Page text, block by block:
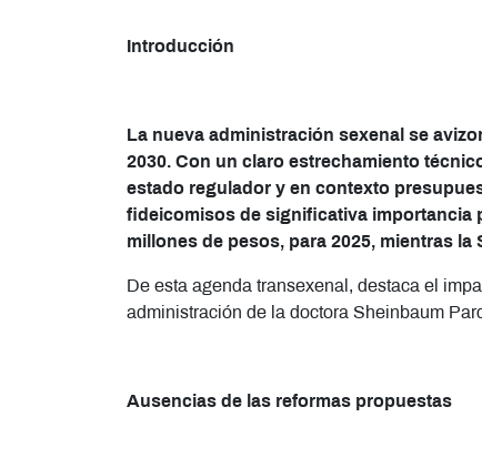
Introducción
La nueva administración sexenal se
2030. Con un claro estrechamiento
estado regulador y en contexto
fideicomisos de significativa importancia
millones de pesos, para 2025, mientras
De esta agenda transexenal, destaca el
administración de la doctora Sheinbaum
Ausencias de las reformas propuestas